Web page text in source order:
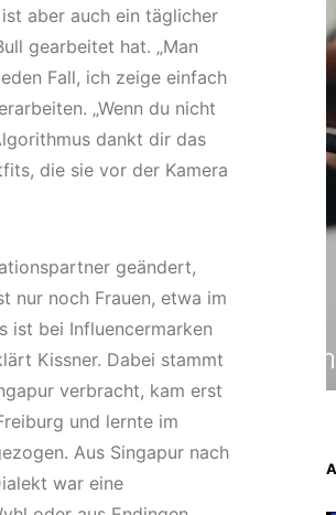
aber auch ein täglicher
gearbeitet hat. „Man
Fall, ich zeige einfach
„Wenn du nicht
dankt dir das
die sie vor der Kamera
geändert,
nur noch Frauen, etwa im
ist bei Influencermarken
Kissner. Dabei stammt
verbracht, kam erst
und lernte im
Aus Singapur nach
war eine